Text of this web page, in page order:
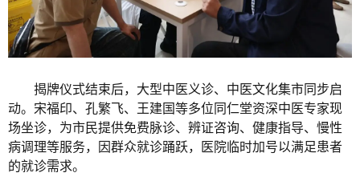
揭牌仪式结束后，大型中医义诊、中医文化集市同步启
动。宋福印、孔繁飞、王建国等多位同仁堂资深中医专家现
场坐诊，为市民提供免费脉诊、辨证咨询、健康指导、慢性
病调理等服务，因群众就诊踊跃，医院临时加号以满足患者
的就诊需求。